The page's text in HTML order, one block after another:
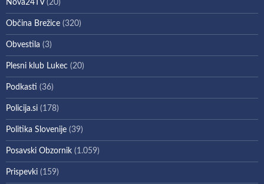
Nova24TV(20)
Občina Brežice (320)
Obvestila (3)
Plesni klub Lukec (20)
Podkasti (36)
Policija.si (178)
Politika Slovenije (39)
Posavski Obzornik (1.059)
Prispevki (159)